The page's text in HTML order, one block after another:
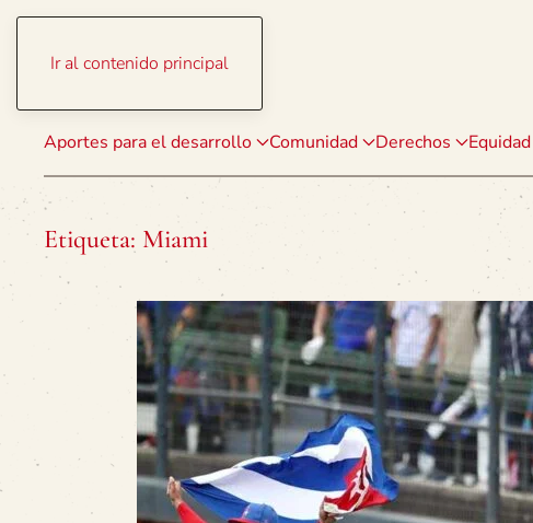
Ir al contenido principal
Aportes para el desarrollo Comunidad Derechos
Etiqueta: Miami